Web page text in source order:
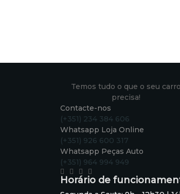
Temos tudo o que o seu carro
precisa!
Contacte-nos
(+351) 234 384 606
Whatsapp Loja Online
(+351) 926 600 317
Whatsapp Peças Auto
(+351) 964 994 949
Horário de